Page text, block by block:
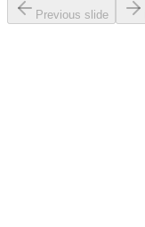
Previous slide